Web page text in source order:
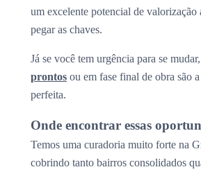
um excelente potencial de valorização
pegar as chaves.
Já se você tem urgência para se
prontos ou em fase final de obra são
perfeita.
Onde encontrar essas
Temos uma curadoria muito forte na
cobrindo tanto bairros consolidados